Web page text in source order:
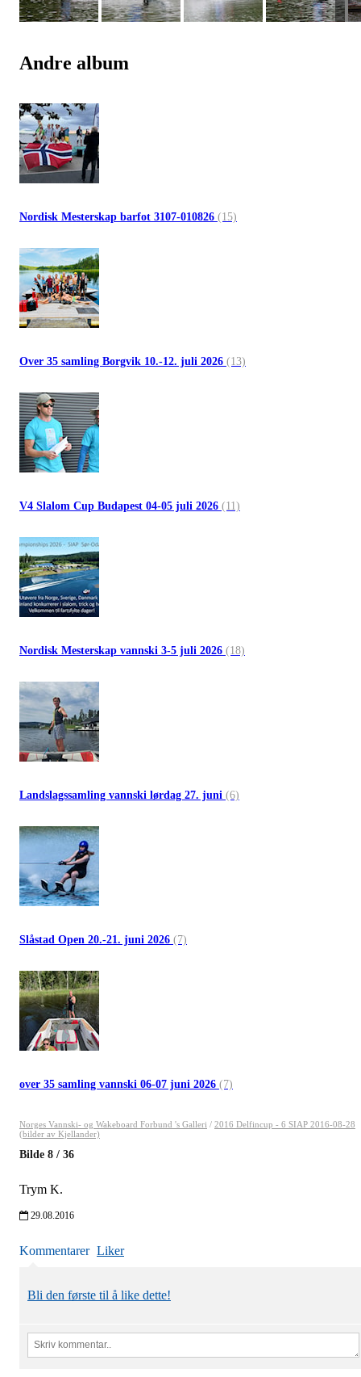
Andre album
Nordisk Mesterskap barfot 3107-010826 (15)
Over 35 samling Borgvik 10.-12. juli 2026 (13)
V4 Slalom Cup Budapest 04-05 juli 2026 (11)
Nordisk Mesterskap vannski 3-5 juli 2026 (18)
Landslagssamling vannski lørdag 27. juni (6)
Slåstad Open 20.-21. juni 2026 (7)
over 35 samling vannski 06-07 juni 2026 (7)
Norges Vannski- og Wakeboard Forbund 's Galleri / 2016 Delfincup - 6 SIAP 2016-08-28
(bilder av Kjellander)
Bilde 8 / 36
Trym K.
29.08.2016
Kommentarer Liker
Bli den første til å like dette!